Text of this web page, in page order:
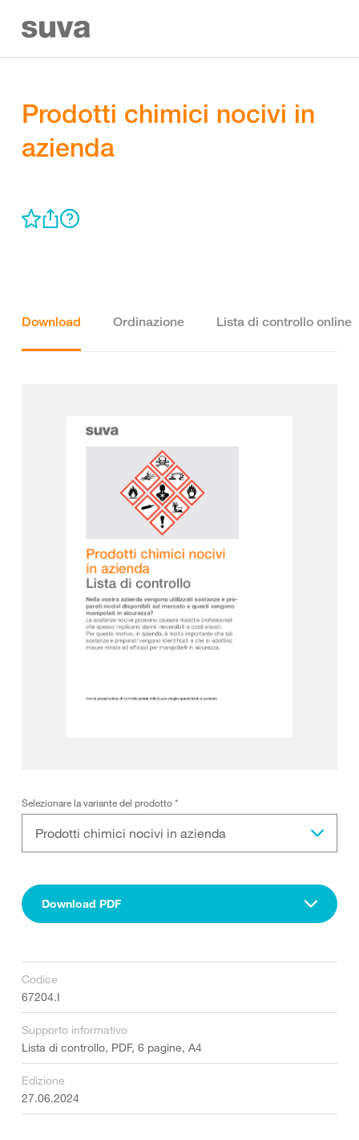
Prodotti chimici nocivi in
azienda
Download Ordinazione Lista di controllo online
Selezionare la variante del prodotto*
Prodotti chimici nocivi in azienda
Download PDF
Codice
67204.I
Supporto informativo
Lista di controllo, PDF, 6 pagine, A4
Edizione
27.06.2024